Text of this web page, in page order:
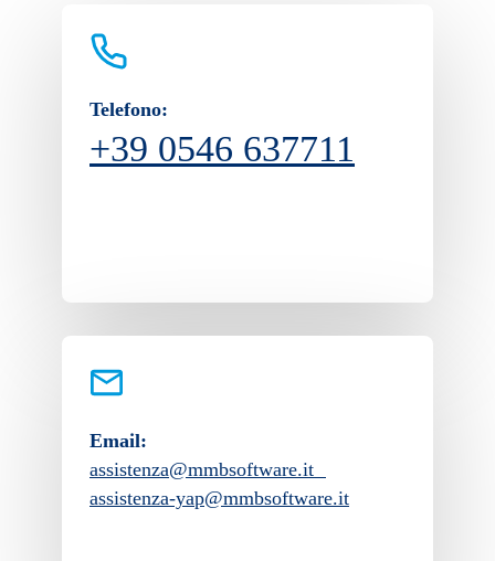
Telefono:
+39 0546 637711
Email:
assistenza@mmbsoftware.it
assistenza-yap@mmbsoftware.it